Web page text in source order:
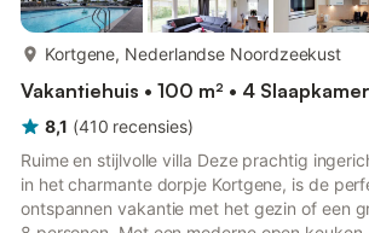
Kortgene, Nederlandse Noordzeekust
Vakantiehuis • 100 m² • 4
8,1 (410 recensies)
Ruime en stijlvolle villa Deze prachtig
in het charmante dorpje Kortgene, is de
ontspannen vakantie met het gezin of een